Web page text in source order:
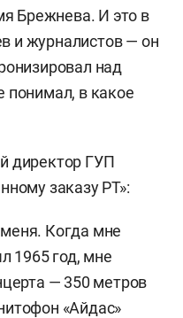
Брежнева. И это в
и журналистов — он
над
понимал, в какое
директор ГУП
заказу РТ»:
Когда мне
1965 год, мне
— 350 метров
«Айдас»